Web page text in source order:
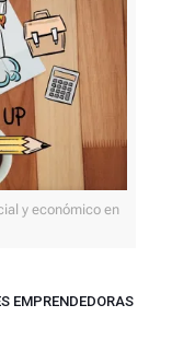
y económico en
EMPRENDEDORAS